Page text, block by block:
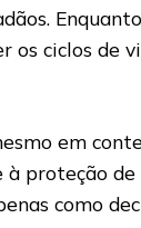
os ciclos de
em
proteção
como